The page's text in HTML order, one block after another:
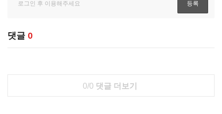
댓글 0
0/0 댓글 더보기